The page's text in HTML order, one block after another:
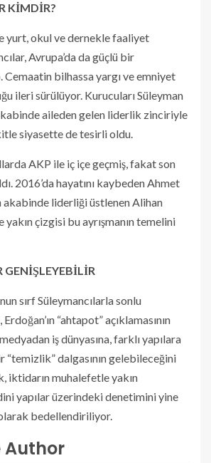
KİMDİR?
yurt, okul ve dernekle faaliyet
Avrupa’da da güçlü bir
Cemaatin bilhassa yargı ve emniyet
ileri sürülüyor. Kurucuları Süleyman
aileden gelen liderlik zinciriyle
siyasette de tesirli oldu.
AKP ile iç içe geçmiş, fakat son
2016’da hayatını kaybeden Ahmet
akabinde liderliği üstlenen Alihan
yakın çizgisi bu ayrışmanın temelini
GENİŞLEYEBİLİR
sırf Süleymancılarla sonlu
“ahtapot” açıklamasının
iş dünyasına, farklı yapılara
“temizlik” dalgasının gelebileceğini
iktidarın muhalefetle yakın
yapılar üzerindeki denetimini yine
bedellendiriliyor.
Author